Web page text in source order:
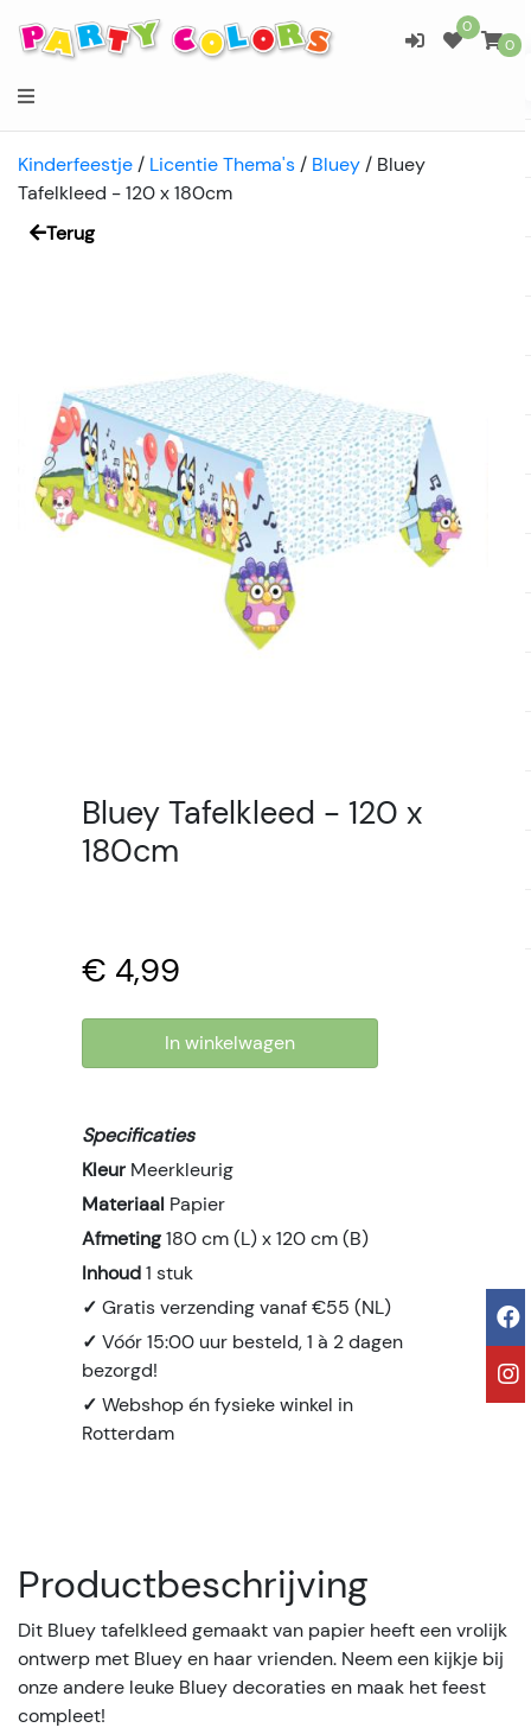
0
0
Kinderfeestje / Licentie Thema's / Bluey / Bluey
Tafelkleed - 120 x 180cm
Terug
Bluey Tafelkleed - 120 x
180cm
€ 4,99
In winkelwagen
Specificaties
Kleur Meerkleurig
Materiaal Papier
Afmeting180 cm (L) x 120 cm (B)
Inhoud1 stuk
✓Gratis verzending vanaf €55 (NL)
✓Vóór 15:00 uur besteld, 1 à 2 dagen
bezorgd!
✓Webshop én fysieke winkel in
Rotterdam
Productbeschrijving
Dit Bluey tafelkleed gemaakt van papier heeft een vrolijk
ontwerp met Bluey en haar vrienden. Neem een kijkje bij
onze andere leuke Bluey decoraties en maak het feest
compleet!